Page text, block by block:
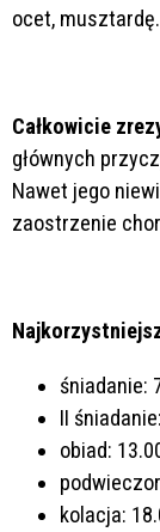
ocet, musztardę.
Całkowicie
głównych
Nawet jego
zaostrzenie
śniadanie:
II
obiad:
kolacja: